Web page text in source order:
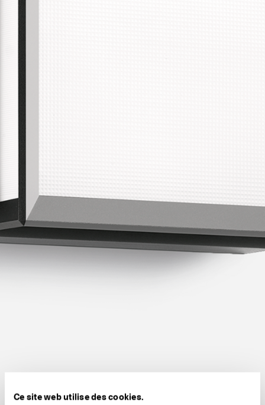
Ce site web utilise des cookies.